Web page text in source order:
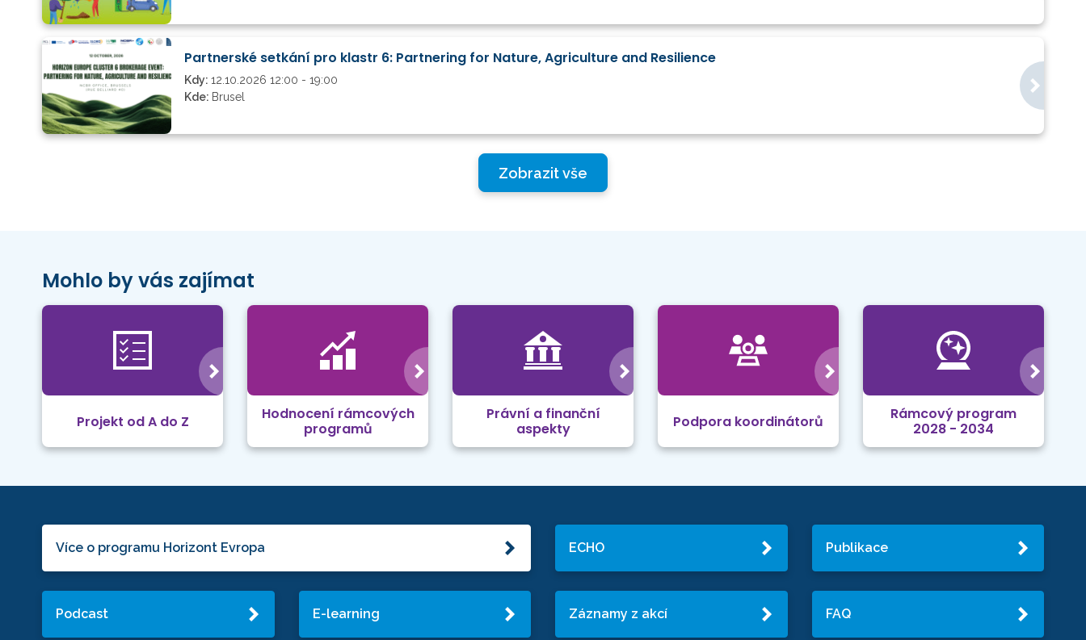
Partnerské setkání pro klastr 6: Partnering for Nature, Agriculture and Resilience
Kdy: 12.10.2026 12:00 - 19:00
Kde: Brusel
Zobrazit vše
Mohlo by vás zajímat
Projekt od A do Z
Hodnocení rámcových
programů
Právní a finanční
aspekty
Podpora koordinátorů
Rámcový program
2028 - 2034
Více o programu Horizont Evropa
Podcast E-learning
ECHO Publikace
Záznamy z akcí FAQ